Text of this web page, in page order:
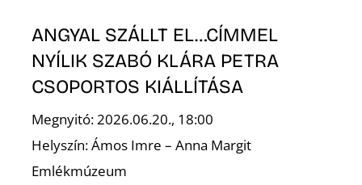
ANGYAL SZÁLLT EL…CÍMMEL
NYÍLIK SZABÓ KLÁRA PETRA
CSOPORTOS KIÁLLÍTÁSA
Megnyitó: 2026.06.20., 18:00
Helyszín: Ámos Imre – Anna Margit
Emlékmúzeum